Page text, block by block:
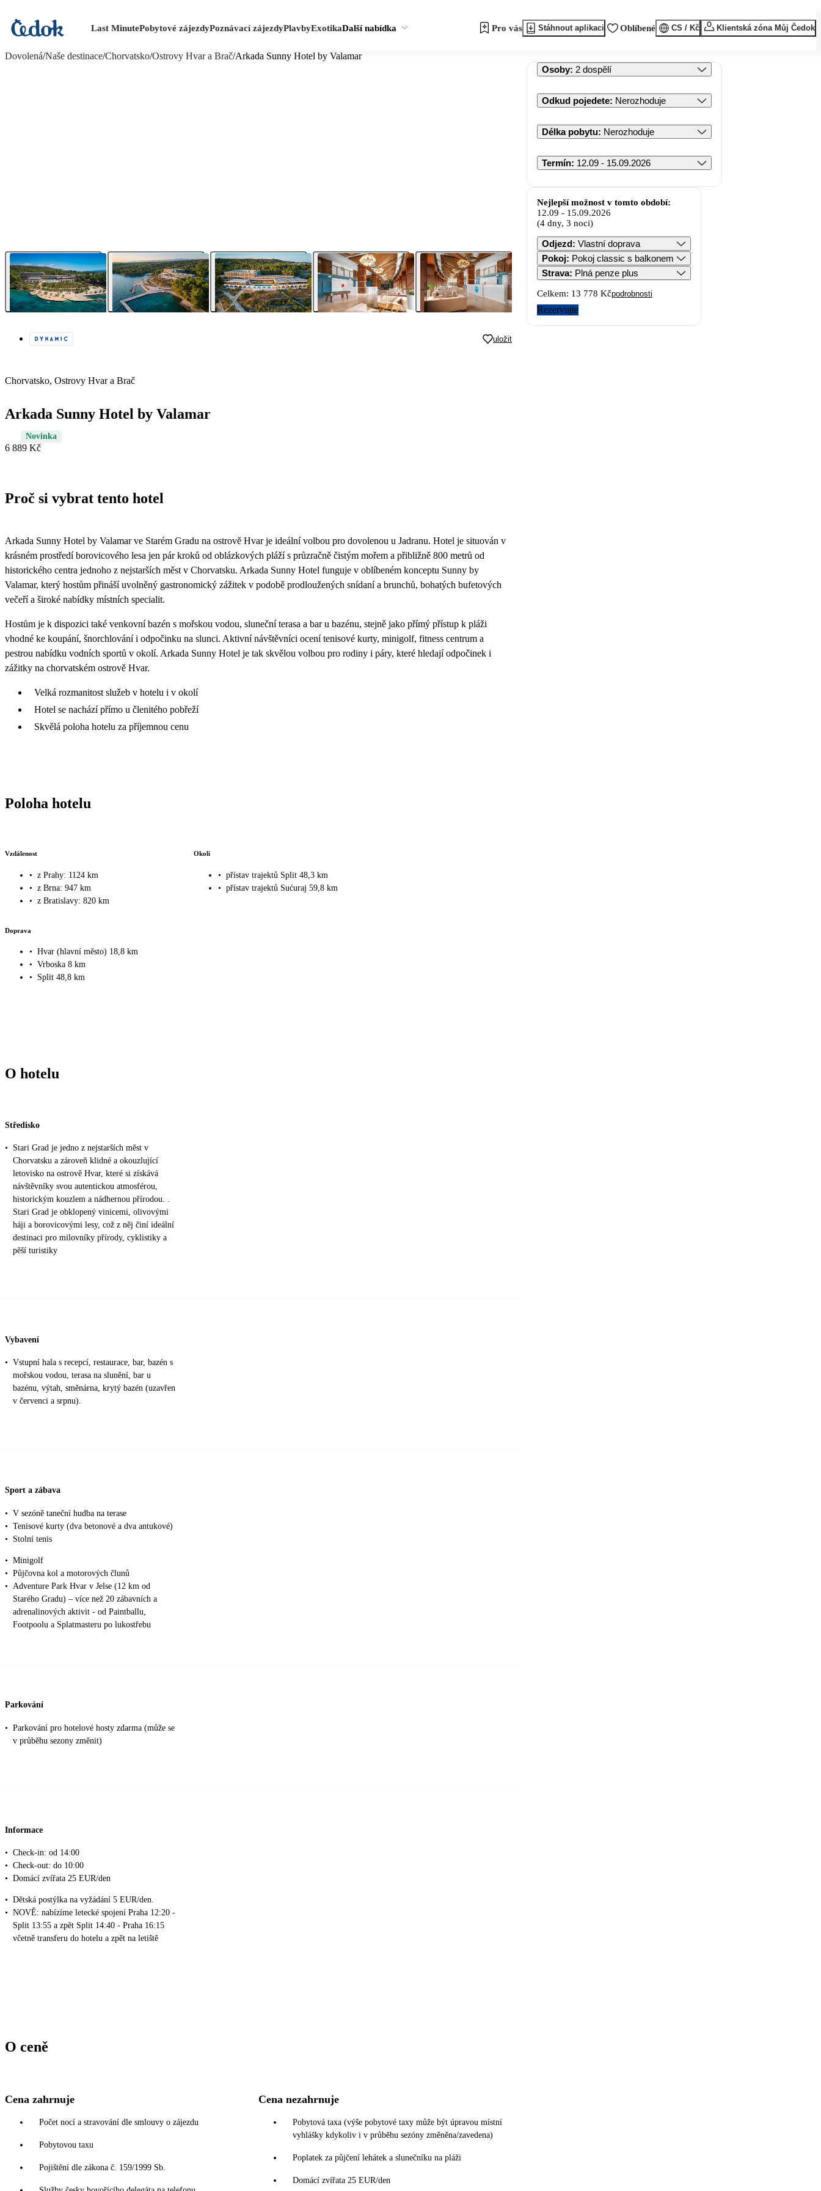
Last MinutePobytové zájezdyPoznávací zájezdyPlavbyExotikaDalší nabídka Pro vás Stáhnout aplikaci Oblíbené CS / Kč Klientská zóna Můj Čedok
Dovolená/Naše destinace/Chorvatsko/Ostrovy Hvar a Brač/Arkada Sunny Hotel by Valamar
uložit
Chorvatsko, Ostrovy Hvar a Brač
Arkada Sunny Hotel by Valamar
Novinka
6 889 Kč
Proč si vybrat tento hotel
Arkada Sunny Hotel by Valamar ve Starém Gradu na ostrově Hvar je ideální volbou pro dovolenou u Jadranu. Hotel je situován v
krásném prostředí borovicového lesa jen pár kroků od oblázkových pláží s průzračně čistým mořem a přibližně 800 metrů od
historického centra jednoho z nejstarších měst v Chorvatsku. Arkada Sunny Hotel funguje v oblíbeném konceptu Sunny by
Valamar, který hostům přináší uvolněný gastronomický zážitek v podobě prodloužených snídaní a brunchů, bohatých bufetových
večeří a široké nabídky místních specialit.
Hostům je k dispozici také venkovní bazén s mořskou vodou, sluneční terasa a bar u bazénu, stejně jako přímý přístup k pláži
vhodné ke koupání, šnorchlování i odpočinku na slunci. Aktivní návštěvníci ocení tenisové kurty, minigolf, fitness centrum a
pestrou nabídku vodních sportů v okolí. Arkada Sunny Hotel je tak skvělou volbou pro rodiny i páry, které hledají odpočinek i
zážitky na chorvatském ostrově Hvar.
Velká rozmanitost služeb v hotelu i v okolí
Hotel se nachází přímo u členitého pobřeží
Skvělá poloha hotelu za příjemnou cenu
Poloha hotelu
Vzdálenost
• z Prahy: 1124 km
• z Brna: 947 km
• z Bratislavy: 820 km
Okolí
• přístav trajektů Split 48,3 km
• přístav trajektů Sućuraj 59,8 km
Doprava
• Hvar (hlavní město) 18,8 km
• Vrboska 8 km
•
Split 48,8 km
O hotelu
Středisko
•
Stari Grad je jedno z nejstarších měst v
Chorvatsku a zároveň klidné a okouzlující
letovisko na ostrově Hvar, které si získává
návštěvníky svou autentickou atmosférou,
historickým kouzlem a nádhernou přírodou. .
Stari Grad je obklopený vinicemi, olivovými
háji a borovicovými lesy, což z něj činí ideální
destinaci pro milovníky přírody, cyklistiky a
pěší turistiky
Vybavení
• Vstupní hala s recepcí, restaurace, bar, bazén s
mořskou vodou, terasa na slunění, bar u
bazénu, výtah, směnárna, krytý bazén (uzavřen
v červenci a srpnu).
Sport a zábava
• V sezóně taneční hudba na terase
• Tenisové kurty (dva betonové a dva antukové)
•
Stolní tenis
• Minigolf
• Půjčovna kol a motorových člunů
•
Adventure Park Hvar v Jelse (12 km od
Starého Gradu) – více než 20 zábavních a
adrenalinových aktivit - od Paintballu,
Footpoolu a Splatmasteru po lukostřebu
Parkování
• Parkování pro hotelové hosty zdarma (může se
v průběhu sezony změnit)
Informace
• Check-in: od 14:00
• Check-out: do 10:00
• Domácí zvířata 25 EUR/den
• Dětská postýlka na vyžádání 5 EUR/den.
• NOVĚ: nabízíme letecké spojení Praha 12:20 -
Split 13:55 a zpět Split 14:40 - Praha 16:15
včetně transferu do hotelu a zpět na letiště
O ceně
Cena zahrnuje
Počet nocí a stravování dle smlouvy o zájezdu
Pobytovou taxu
Pojištění dle zákona č. 159/1999 Sb.
Cena nezahrnuje
Pobytová taxa (výše pobytové taxy může být úpravou místní
vyhlášky kdykoliv i v průběhu sezóny změněna/zavedena)
Poplatek za půjčení lehátek a slunečníku na pláži
Domácí zvířata 25 EUR/den
Osoby: 2 dospělí
Odkud pojedete: Nerozhoduje
Délka pobytu: Nerozhoduje
Termín: 12.09 - 15.09.2026
Nejlepší možnost v tomto období:
12.09 - 15.09.2026
(4 dny, 3 noci)
Odjezd: Vlastní doprava
Pokoj:
Pokoj classic s balkonem
Strava: Plná penze plus
Celkem: 13 778 Kčpodrobnosti
Rezervujte